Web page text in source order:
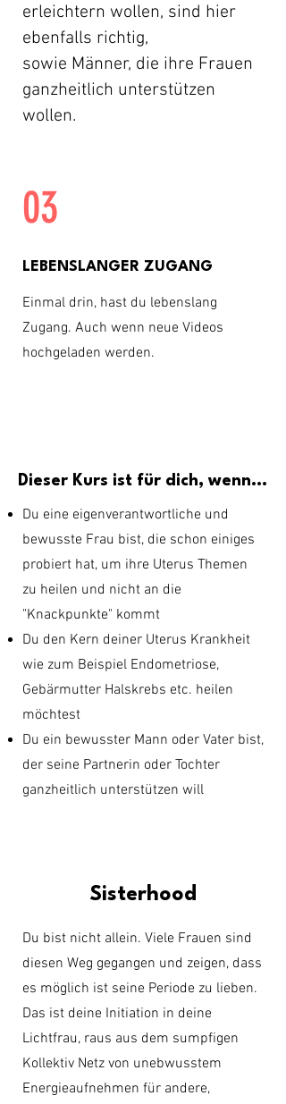
erleichtern wollen, sind hier
ebenfalls richtig,
sowie Männer, die ihre Frauen
ganzheitlich unterstützen
wollen.
03
LEBENSLANGER ZUGANG
Einmal drin, hast du lebenslang
Zugang. Auch wenn neue Videos
hochgeladen werden.
Dieser Kurs ist für dich, wenn...
Du eine eigenverantwortliche und
bewusste Frau bist, die schon einiges
probiert hat, um ihre Uterus Themen
zu heilen und nicht an die
"Knackpunkte" kommt
Du den Kern deiner Uterus Krankheit
wie zum Beispiel Endometriose,
Gebärmutter Halskrebs etc. heilen
möchtest
Du ein bewusster Mann oder Vater bist,
der seine Partnerin oder Tochter
ganzheitlich unterstützen will
Sisterhood
Du bist nicht allein. Viele Frauen sind
diesen Weg gegangen und zeigen, dass
es möglich ist seine Periode zu lieben.
Das ist deine Initiation in deine
Lichtfrau, raus aus dem sumpfigen
Kollektiv Netz von unebwusstem
Energieaufnehmen für andere,